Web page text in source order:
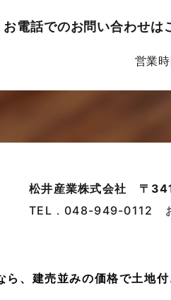
お電話でのお問い合わせは
営業
松井産業株式会社 〒
TEL． 048-949-0112
、建売並みの価格で土地付